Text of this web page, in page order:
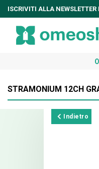
ISCRIVITI ALLA NEWSLETTER
STRAMONIUM 12CH
Indietro